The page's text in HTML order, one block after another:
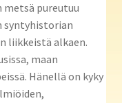
pureutuu
syntyhistorian
liikkeistä alkaen.
maan
Hänellä on kyky